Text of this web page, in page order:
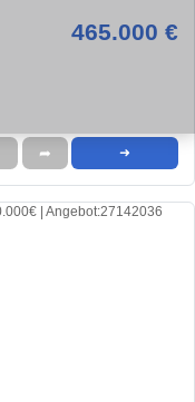
465.000 €
➦ ➜